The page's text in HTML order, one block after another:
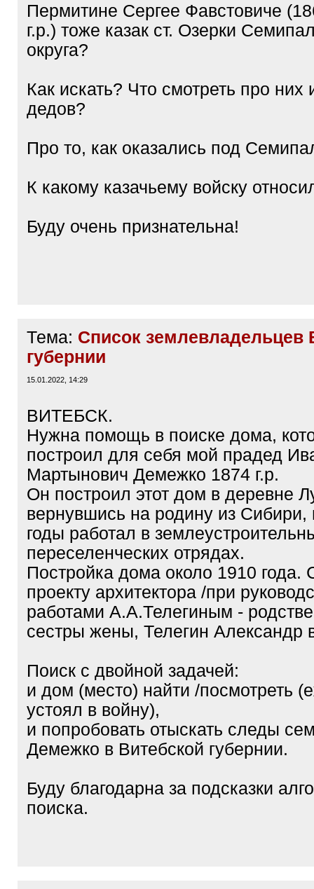
Пермитине Сергее Фавстовиче
г.р.) тоже казак ст. Озерки
округа?
Как искать? Что смотреть про них
дедов?
Про то, как оказались под
К какому казачьему войску
Буду очень признательна!
Тема: Список землевладельцев
губернии
15.01.2022, 14:29
ВИТЕБСК.
Нужна помощь в поиске дома,
построил для себя мой прадед
Мартынович Демежко 1874 г.р.
Он построил этот дом в деревне
вернувшись на родину из Сибири,
годы работал в
переселенческих отрядах.
Постройка дома около 1910 года.
проекту архитектора /при
работами А.А.Телегиным -
сестры жены, Телегин Александр
Поиск с двойной задачей:
и дом (место) найти /посмотреть
устоял в войну),
и попробовать отыскать следы
Демежко в Витебской губернии.
Буду благодарна за подсказки
поиска.